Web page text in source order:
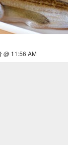
@ 11:56 AM